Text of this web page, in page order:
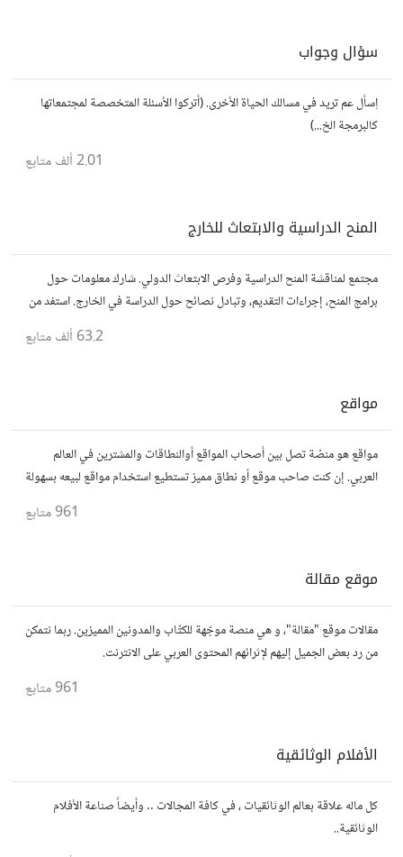
سؤال وجواب
اِسأل عم تريد في مسالك الحياة الأخرى. (أتركوا الأسئلة المتخصصة لمجتمعاتها
كالبرمجة الخ...)
2.01 ألف متابع
المنح الدراسية والابتعاث للخارج
مجتمع لمناقشة المنح الدراسية وفرص الابتعاث الدولي. شارك معلومات حول
برامج المنح، إجراءات التقديم، وتبادل نصائح حول الدراسة في الخارج. استفد من
63.2 ألف متابع
مواقع
مواقع هو منصّة تصل بين أصحاب المواقع أوالنطاقات والمشترين في العالم
العربي. إن كنت صاحب موقع أو نطاق مميز تستطيع استخدام مواقع لبيعه بسهولة
961متابع
موقع مقالة
مقالات موقع "مقالة"، و هي منصة موجّهة للكتّاب والمدونين المميزين. ربما نتمكن
من رد بعض الجميل إليهم لإثرائهم المحتوى العربي على الانترنت.
961متابع
الأفلام الوثائقية
كل ماله علاقة بعالم الوثائقيات ، في كافة المجالات .. وأيضاً صناعة الأفلام
الوثائقية..